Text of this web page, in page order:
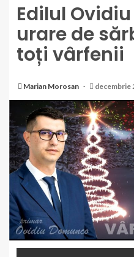
Edilul
urare de
toți vârfenii
Marian Morosan decembrie